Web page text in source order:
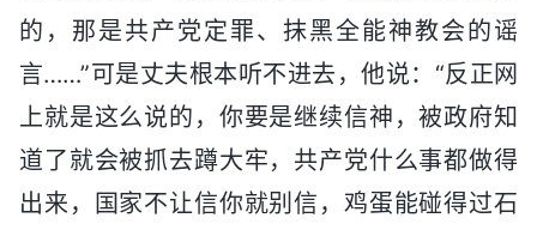
的，那是共产党定罪、抹黑全能神教会的谣
言……”可是丈夫根本听不进去，他说：“反正网
上就是这么说的，你要是继续信神，被政府知
道了就会被抓去蹲大牢，共产党什么事都做得
出来，国家不让信你就别信，鸡蛋能碰得过石